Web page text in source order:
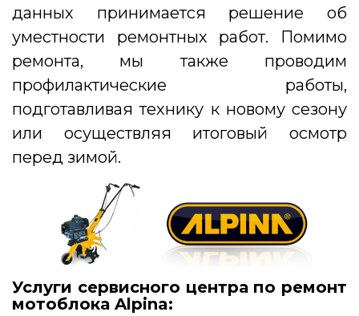
данных принимается решение об
уместности ремонтных работ. Помимо
ремонта, мы также проводим
профилактические работы,
подготавливая технику к новому сезону
или осуществляя итоговый осмотр
перед зимой.
Услуги сервисного центра по ремонт
мотоблока Alpina: